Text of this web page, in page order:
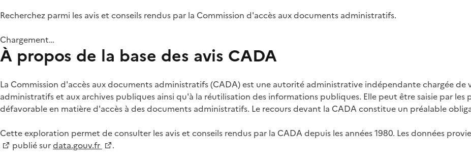
Recherchez parmi les avis et conseils rendus par la Commission d'accès aux documents administratifs.
Chargement…
À propos de la base des avis CADA
La Commission d'accès aux documents administratifs (CADA) est une autorité administrative indépendante chargée de
administratifs et aux archives publiques ainsi qu'à la réutilisation des informations publiques. Elle peut être saisie par les
défavorable en matière d'accès à des documents administratifs. Le recours devant la CADA constitue un préalable
Cette exploration permet de consulter les avis et conseils rendus par la CADA depuis les années 1980. Les données
publié surdata.gouv.fr .